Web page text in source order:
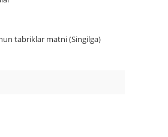
tabriklar matni (Singilga)